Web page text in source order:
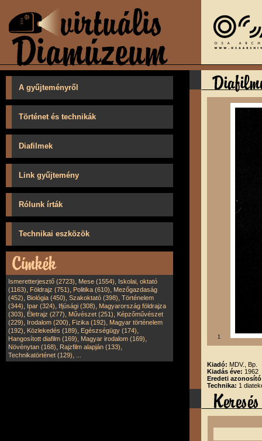
A gyűjteményről
Történet és technikák
Diafilmek
Link gyűjtemény
Rólunk írták
Technikai eszközök
Ismeretterjesztő (2723), Mese (1554), Iskolai, oktató
(1163), Földrajz (751), Politika (610), Mezőgazdaság
(452), Biológia (450), Szakoktató (398), Történelem
(344), Ipar (324), Ifjúsági (308), Magyarország földrajza
(303), Életrajz (277), Művészet (251), Képzőművészet
(229), Irodalom (200), Fizika (192), Magyar történelem
(192), Közlekedés (189), Egészségügy (174),
Hangosított diafilm (169), Magyar irodalom (169),
Növénytan (168), Rajzfilm alapján (133),
Technikatörténet (129),
1
Kiadó: MDV., Bp.
Kiadás éve: 1962
Eredeti
Technika: 1